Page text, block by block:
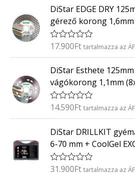
/
5
é
e
l
é
s
:
/
5
DiStar EDGE DRY
gérező korong 1,6mm
É
é
e
l
s
:
/
5
17.900Ft tartalmazza az
DiStar Esthete
vágókorong 1,1mm
É
é
k
e
l
é
s
14.590Ft tartalmazza az
DiStar DRILLKIT
6-70 mm + CoolGel
É
31.900Ft tartalmazza az